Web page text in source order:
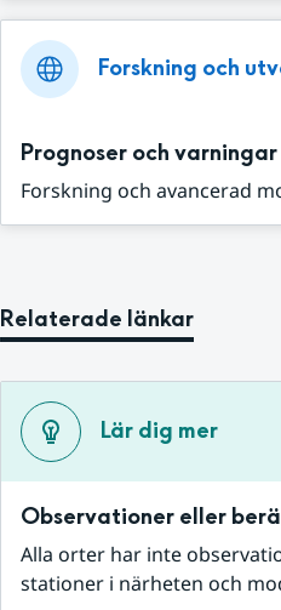
Forskning och
Prognoser och varningar
Forskning och avancerad
Relaterade länkar
Lär dig mer
Observationer eller
Alla orter har inte
stationer i närheten och